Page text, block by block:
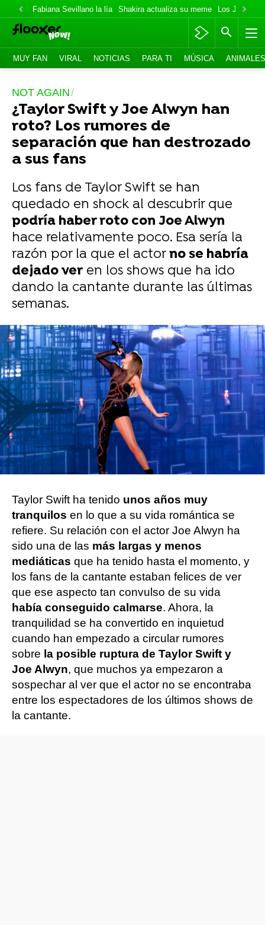
Fabiana Sevillano la lía Shakira actualiza su meme Los Jonas
MUY FAN VIRAL NOTICIAS PARA TI MÚSICA ANIMALES
NOT AGAIN
¿Taylor Swift y Joe Alwyn han
roto? Los rumores de
separación que han destrozado
a sus fans
Los fans de Taylor Swift se han
quedado en shock al descubrir que
podría haber roto con Joe Alwyn
hace relativamente poco. Esa sería la
razón por la que el actorno se habría
dejado ver en los shows que ha ido
dando la cantante durante las últimas
semanas.
Asier Duque
Publicado:10 de abril de 2023, 10:24
WhatsappFacebook
X Flipboard
Taylor Swift ha tenido unos años muy
tranquilos en lo que a su vida romántica se
refiere. Su relación con el actor Joe Alwyn ha
sido una de las más largas y menos
mediáticas que ha tenido hasta el momento, y
los fans de la cantante estaban felices de ver
que ese aspecto tan convulso de su vida
había conseguido calmarse. Ahora, la
tranquilidad se ha convertido en inquietud
cuando han empezado a circular rumores
sobre la posible ruptura de Taylor Swift y
Joe Alwyn, que muchos ya empezaron a
sospechar al ver que el actor no se encontraba
entre los espectadores de los últimos shows de
la cantante.